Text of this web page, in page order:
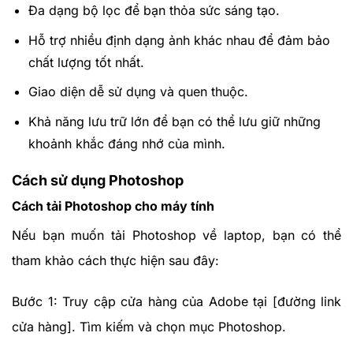
Đa dạng bộ lọc để bạn thỏa sức sáng tạo.
Hỗ trợ nhiều định dạng ảnh khác nhau để đảm bảo
chất lượng tốt nhất.
Giao diện dễ sử dụng và quen thuộc.
Khả năng lưu trữ lớn để bạn có thể lưu giữ những
khoảnh khắc đáng nhớ của mình.
Cách sử dụng Photoshop
Cách tải Photoshop cho máy tính
Nếu bạn muốn tải Photoshop về laptop, bạn có thể
tham khảo cách thực hiện sau đây:
Bước 1: Truy cập cửa hàng của Adobe tại [đường link
cửa hàng]. Tìm kiếm và chọn mục Photoshop.